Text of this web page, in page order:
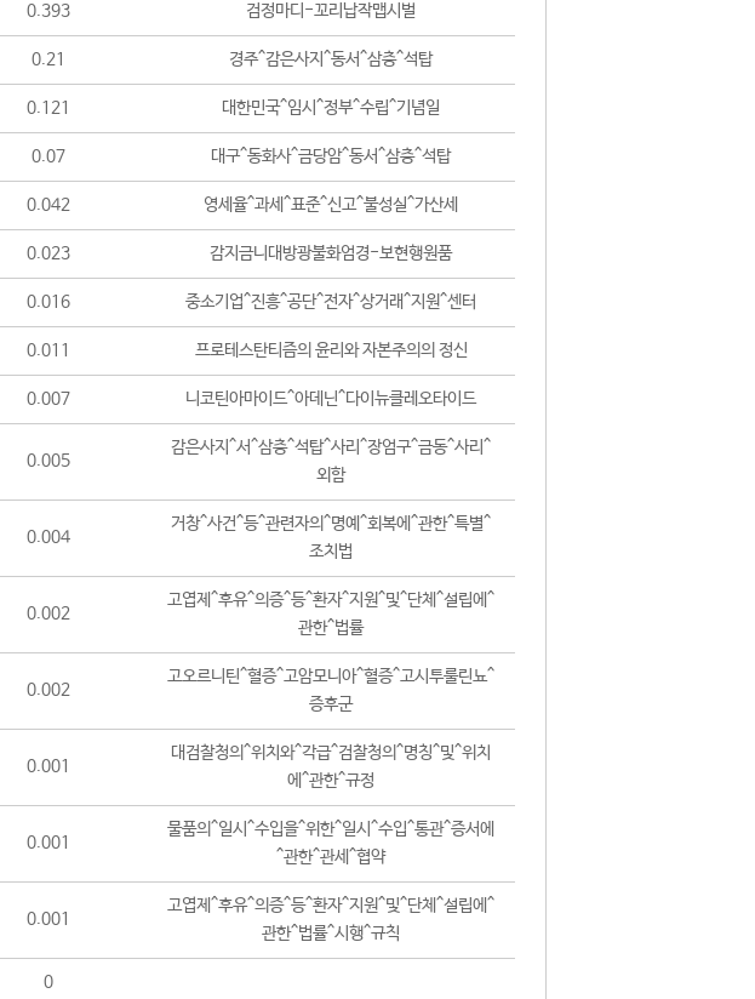
0.393 검정마디-꼬리납작맵시벌
0.21 경주^감은사지^동서^삼층^석탑
0.121 대한민국^임시^정부^수립^기념일
0.07 대구^동화사^금당암^동서^삼층^석탑
0.042 영세율^과세^표준^신고^불성실^가산세
0.023 감지금니대방광불화엄경-보현행원품
0.016 중소기업^진흥^공단^전자^상거래^지원^센터
0.011 프로테스탄티즘의 윤리와 자본주의의 정신
0.007 니코틴아마이드^아데닌^다이뉴클레오타이드
0.005
감은사지^서^삼층^석탑^사리^장엄구^금동^사리^
외함
0.004
거창^사건^등^관련자의^명예^회복에^관한^특별^
조치법
0.002
고엽제^후유^의증^등^환자^지원^및^단체^설립에^
관한^법률
0.002
고오르니틴^혈증^고암모니아^혈증^고시투룰린뇨^
증후군
0.001
대검찰청의^위치와^각급^검찰청의^명칭^및^위치
에^관한^규정
0.001
물품의^일시^수입을^위한^일시^수입^통관^증서에
^관한^관세^협약
0.001
고엽제^후유^의증^등^환자^지원^및^단체^설립에^
관한^법률^시행^규칙
0